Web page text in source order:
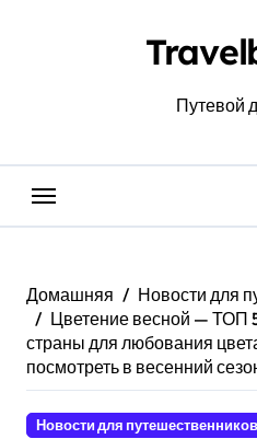
Путевой
Домашняя
Новости для
Цветение весной — ТОП
страны для любования
посмотреть в весенний
Новости для путешественников